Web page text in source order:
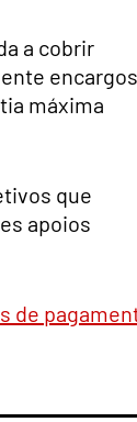
a cobrir
encargos
máxima
que
apoios
de